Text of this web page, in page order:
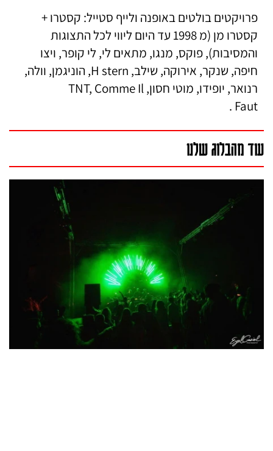
פרויקטים בולטים באופנה ולייף סטייל: קסטרו +
קסטרו מן (מ 1998 עד היום ליווי לכל התצוגות
והמסיבות), פוקס, מנגו, מתאים לי, לי קופר, ויצו
חיפה, שנקר, אירוקה, שילב, H stern, הוניגמן, וולה,
רנואר, יופידו, מוטי חסון, TNT, Comme Il
Faut .
עוד מהבלוג שלנו